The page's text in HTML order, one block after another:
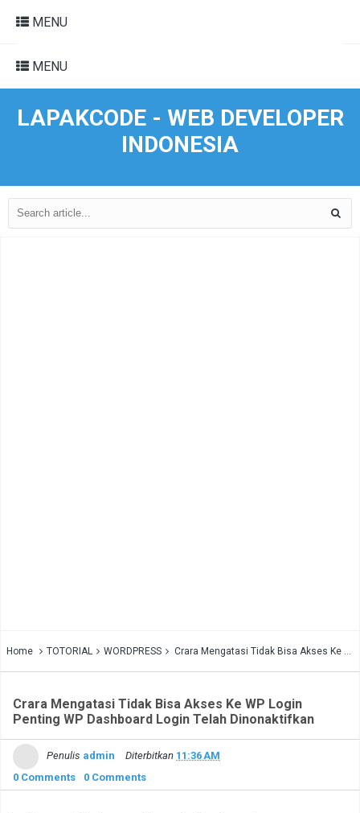
MENU
MENU
LAPAKCODE - WEB DEVELOPER
INDONESIA
Home TOTORIAL WORDPRESS Crara Mengatasi Tidak Bisa Akses Ke WP Login Penting WP Dashboard Login Telah Dinonaktifkan
Crara Mengatasi Tidak Bisa Akses Ke WP Login
Penting WP Dashboard Login Telah Dinonaktifkan
Penulis admin Diterbitkan 11:36 AM
0 Comments
0 Comments